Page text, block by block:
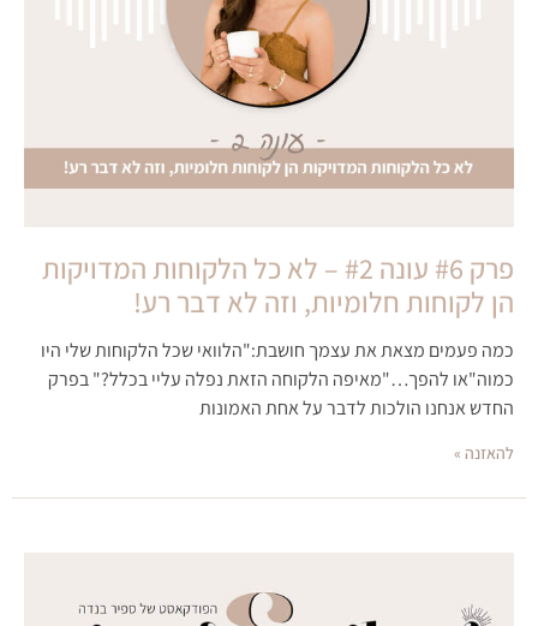
פרק #6 עונה #2 – לא כל הלקוחות המדויקות
הן לקוחות חלומיות, וזה לא דבר רע!
כמה פעמים מצאת את עצמך חושבת:"הלוואי שכל הלקוחות שלי היו
כמוה"או להפך…"מאיפה הלקוחה הזאת נפלה עליי בכלל?" בפרק
החדש אנחנו הולכות לדבר על אחת האמונות
להאזנה »